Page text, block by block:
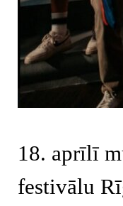
18. aprīlī
festivālu